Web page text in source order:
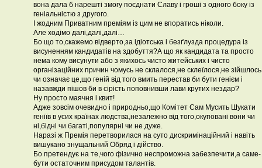
вона дала б нарешті змогу поєднати Славу і гроші з одного боку із
геніальністю з другого.
І жодним Приватним преміям із цим не впоратись ніколи.
Але ходімо далі,далі,далі…
Бо що то,скажемо відверто,за ідіотська і безґлузда процедура із
висуненням кандидатів на здобуття?А що як кандидата та просто
нема кому висунути або з якихось чисто житейських і чисто
організаційних причин чомусь не склалося,не склеїлося,не
чи означає це,що геній від того вмить перестав би бути генієм і
назавжди пішов би в сірість поповнивши лави крутих нездар?
Ну просто маячня і квит!
Адже зовсім очевидно і природньо,що Комітет Сам Мусить Шукати
геніїв в усих країнах людства,незалежно від того,окуповані вони чи
ні,бідні чи багаті,популярні чи не дуже.
Наразі ж Премія перетворилася на суто дискримінаційний і навіть
вишукано знущальний Обряд і дійство.
Бо претендує на те,чого фізично неспроможна забезпечити,а саме-
бути остаточним присудом талантів.